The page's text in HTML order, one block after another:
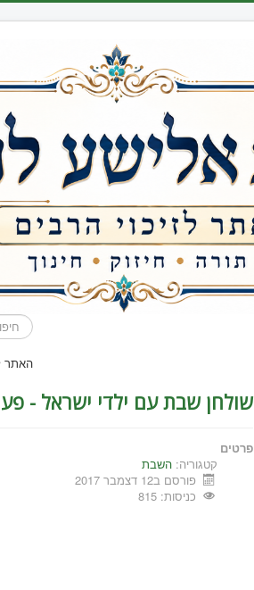
האתר
שולחן שבת עם ילדי ישראל -
פרטים
קטגוריה: השבת
פורסם ב12 דצמבר 2017
כניסות: 815